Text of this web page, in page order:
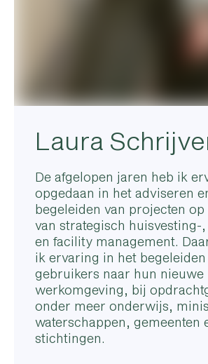
Laura
De afgelopen jaren heb ik
opgedaan in het adviseren
begeleiden van projecten op
van strategisch huisvesting-
en facility management.
ik ervaring in het begeleiden
gebruikers naar hun nieuwe
werkomgeving, bij
onder meer onderwijs,
waterschappen, gemeenten
stichtingen.